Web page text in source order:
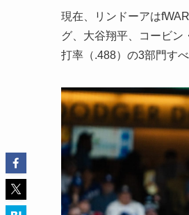
現在、リンドーアは
グ、大谷翔平、コービン
打率（.488）の3部門す